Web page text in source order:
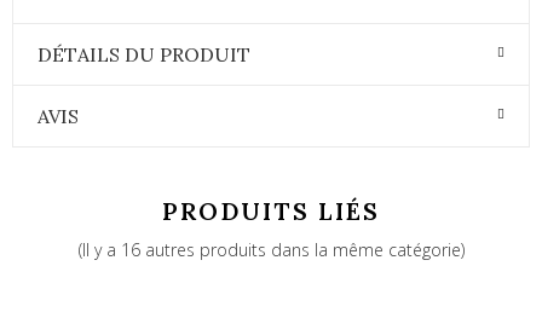
DÉTAILS DU PRODUIT
AVIS
PRODUITS LIÉS
(Il y a 16 autres produits dans la même catégorie)